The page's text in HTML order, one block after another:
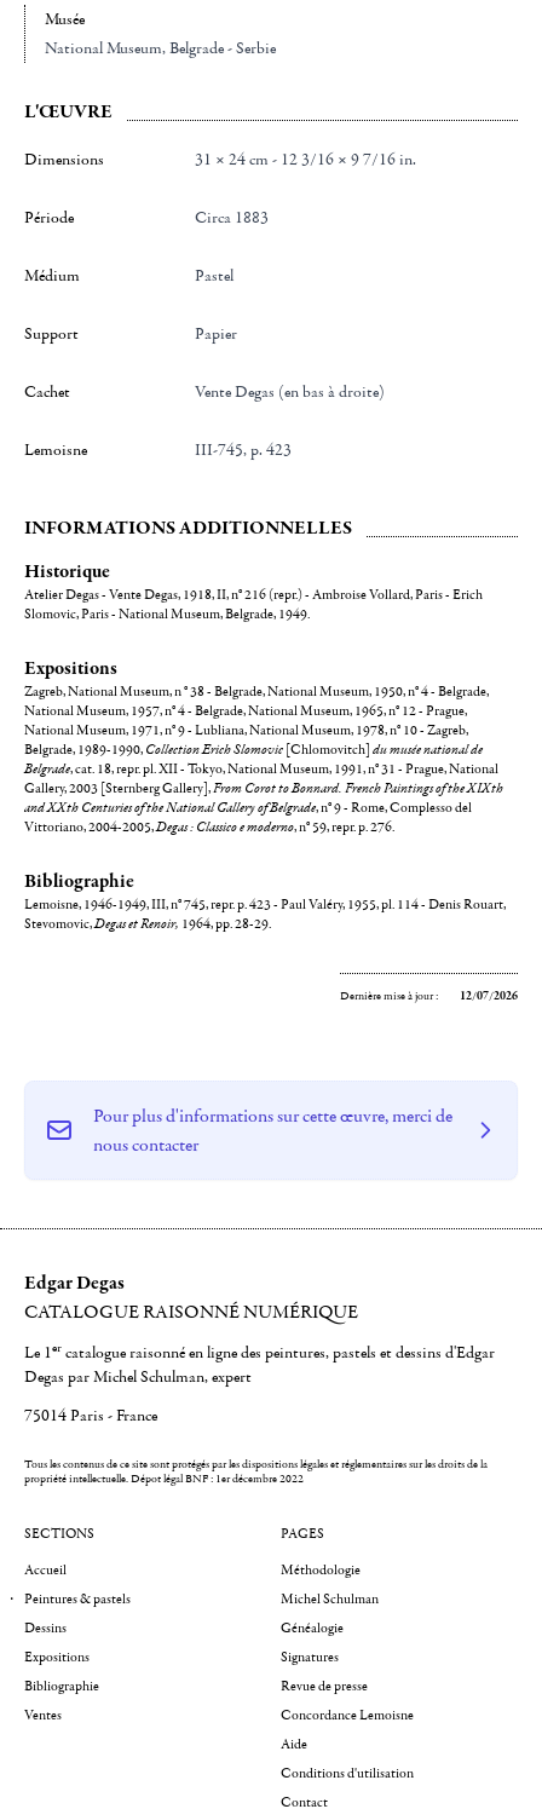
Musée
National Museum, Belgrade - Serbie
L'ŒUVRE
Dimensions 31 × 24 cm - 12 3/16 × 9 7/16 in.
Période Circa 1883
Médium Pastel
Support Papier
Cachet Vente Degas (en bas à droite)
Lemoisne III-745, p. 423
INFORMATIONS ADDITIONNELLES
Historique
Atelier Degas - Vente Degas, 1918, II, n° 216 (repr.) - Ambroise Vollard, Paris - Erich
Slomovic, Paris - National Museum, Belgrade, 1949.
Expositions
Zagreb, National Museum, n ° 38 - Belgrade, National Museum, 1950, n° 4 - Belgrade,
National Museum, 1957, n° 4 - Belgrade, National Museum, 1965, n° 12 - Prague,
National Museum, 1971, n° 9 - Lubliana, National Museum, 1978, n° 10 - Zagreb,
Belgrade, 1989-1990, Collection Erich Slomovic [Chlomovitch] du musée national de
Belgrade, cat. 18, repr. pl. XII - Tokyo, National Museum, 1991, n° 31 - Prague, National
Gallery, 2003 [Sternberg Gallery],From Corot to Bonnard. French Paintings of the XIXth
and XXth Centuries of the National Gallery of Belgrade, n° 9 - Rome, Complesso del
Vittoriano, 2004-2005,Degas : Classico e moderno, n° 59, repr. p. 276.
Bibliographie
Lemoisne, 1946-1949, III, n° 745, repr. p. 423 - Paul Valéry, 1955, pl. 114 - Denis Rouart,
Stevomovic,Degas et Renoir, 1964, pp. 28-29.
Dernière mise à jour : 12/07/2026
Pour plus d'informations sur cette œuvre, merci de
nous contacter
Edgar Degas
CATALOGUE RAISONNÉ NUMÉRIQUE
Le 1er catalogue raisonné en ligne des peintures, pastels et dessins d'Edgar
Degas par Michel Schulman, expert
75014 Paris - France
Tous les contenus de ce site sont protégés par les dispositions légales et réglementaires sur les droits de la
propriété intellectuelle.Dépot légal BNF : 1er décembre 2022
SECTIONS
Accueil
Peintures & pastels
Dessins
Expositions
Bibliographie
Ventes
PAGES
Méthodologie
Michel Schulman
Généalogie
Signatures
Revue de presse
Concordance Lemoisne
Aide
Conditions d'utilisation
Contact